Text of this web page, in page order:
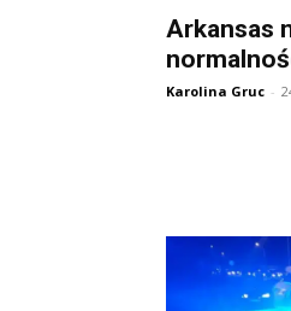
Arkansas
Karolina Gruc -